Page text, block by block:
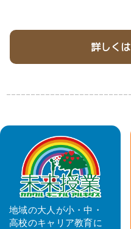
詳しく
地域の大人が小・中・
高校のキャリア教育に